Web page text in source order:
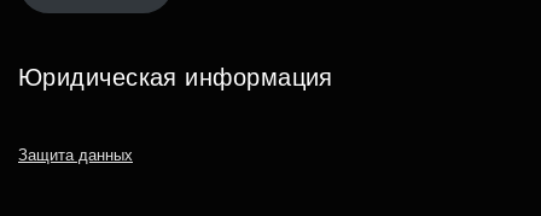
Юридическая информация
Защита данных